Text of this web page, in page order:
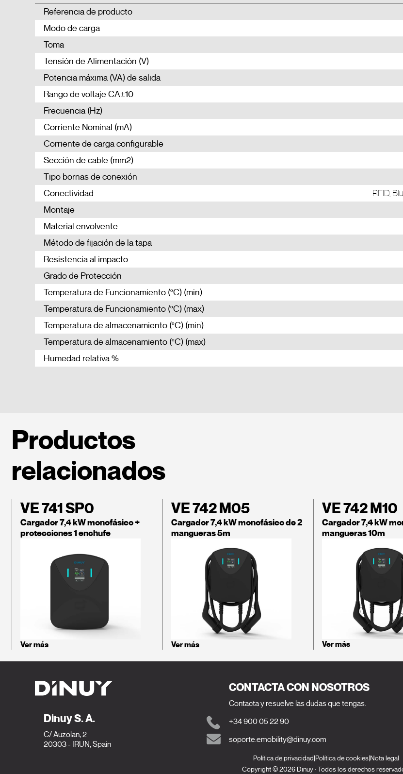
Referencia de producto
Modo de carga
Toma
Tensión de Alimentación (V)
Potencia máxima (VA) de salida
Rango de voltaje CA±10
Frecuencia (Hz)
Corriente Nominal (mA)
Corriente de carga configurable
Sección de cable (mm2)
Tipo bornas de conexión
Conectividad
RFID,
Montaje
Material envolvente
Método de fijación de la tapa
Resistencia al impacto
Grado de Protección
Temperatura de Funcionamiento (ºC) (min)
Temperatura de Funcionamiento (ºC) (max)
Temperatura de almacenamiento (ºC) (min)
Temperatura de almacenamiento (ºC) (max)
Humedad relativa %
Productos
relacionados
VE 741 SP0
Cargador 7,4 kW monofásico +
protecciones 1 enchufe
Ver más
VE 742 M05
Cargador 7,4 kW monofásico de 2
mangueras 5m
Ver más
VE 742 M10
Cargador 7,4 kW
mangueras 10m
Ver más
Dinuy S. A.
C/ Auzolan, 2
20303 - IRUN, Spain
CONTACTA CON NOSOTROS
Contacta y resuelve las dudas que tengas.
+34 900 05 22 90
soporte.emobility@dinuy.com
Política de privacidad|Política de cookies|Nota legal
Copyright © 2026 Dinuy · Todos los derechos